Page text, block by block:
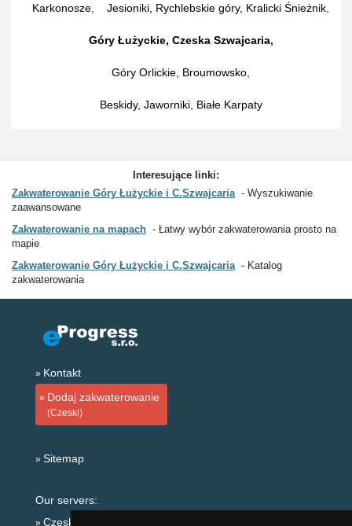
Karkonosze Jesioniki, Rychlebskie góry, Kralicki Śnieżnik
Góry Łużyckie, Czeska Szwajcaria,
Góry Orlickie, Broumowsko
Beskidy, Jaworniki, Białe Karpaty
Interesujące linki:
Zakwaterowanie Góry Łużyckie i C.Szwajcaria
Wyszukiwanie
zaawansowane
Zakwaterowanie na mapach
Łatwy wybór zakwaterowania prosto na
mapie
Zakwaterowanie Góry Łużyckie i C.Szwajcaria
Katalog
zakwaterowania
Kontakt
Dodaj zakwaterowanie
(Czeski)
Sitemap
Our servers:
Czeskie Góry